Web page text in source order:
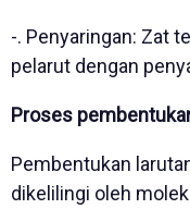
-. Penyaringan: Zat
pelarut dengan
Proses
Pembentukan
dikelilingi oleh